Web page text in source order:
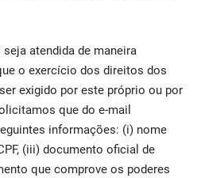
atendida de maneira
o exercício dos direitos dos
exigido por este próprio ou por
que do e-mail
informações: (i) nome
(iii) documento oficial de
que comprove os poderes